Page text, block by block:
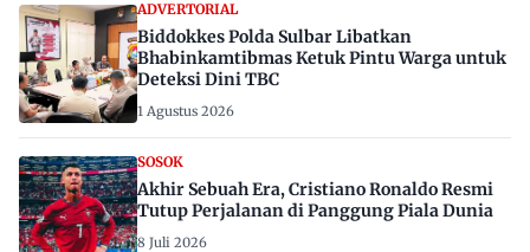
ADVERTORIAL
Biddokkes Polda Sulbar Libatkan
Bhabinkamtibmas Ketuk Pintu Warga untuk
Deteksi Dini TBC
1 Agustus 2026
SOSOK
Akhir Sebuah Era, Cristiano Ronaldo Resmi
Tutup Perjalanan di Panggung Piala Dunia
8 Juli 2026